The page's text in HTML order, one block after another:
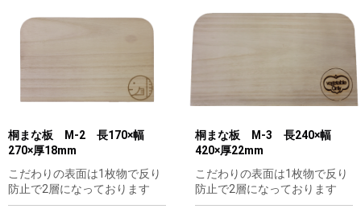
桐まな板 M-2 長170×幅
270×厚18mm
こだわりの表面は1枚物で反り
防止で2層になっております
桐まな板 M-3 長240×幅
420×厚22mm
こだわりの表面は1枚物で反り
防止で2層になっております